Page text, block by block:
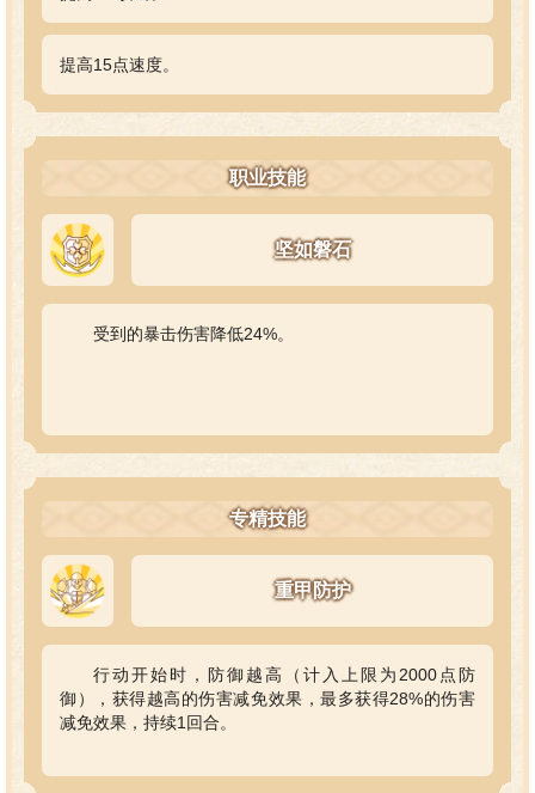
提高15点速度。
职业技能
坚如磐石
受到的暴击伤害降低24%。
专精技能
重甲防护
行动开始时，防御越高（计入上限为2000点防
御），获得越高的伤害减免效果，最多获得28%的伤害
减免效果，持续1回合。